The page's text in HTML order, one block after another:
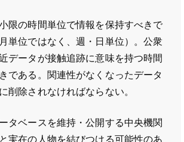
限の時間単位で情報を保持すべきで
単位ではなく、週・日単位）。公衆
データが接触追跡に意味を持つ時間
である。関連性がなくなったデータ
削除されなければならない。
タベースを維持・公開する中央機関
実在の人物を結びつける可能性のあ